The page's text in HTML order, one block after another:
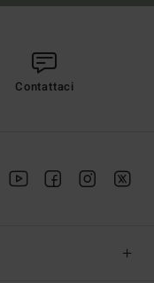
Contattaci